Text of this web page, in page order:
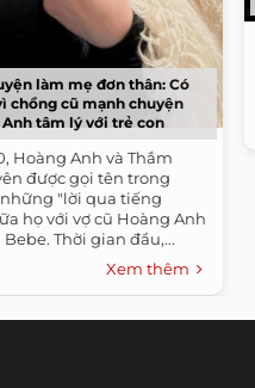
làm mẹ đơn thân: Có
chồng cũ mạnh chuyện
tâm lý với trẻ con
Hoàng Anh và Thắm
được gọi tên trong
"lời qua tiếng
họ với vợ cũ Hoàng Anh
Thời gian đầu,...
Xem thêm